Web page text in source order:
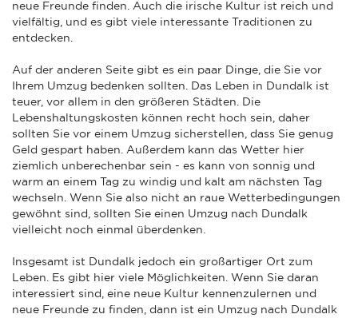
neue Freunde finden. Auch die irische Kultur ist reich und
vielfältig, und es gibt viele interessante Traditionen zu
entdecken.
Auf der anderen Seite gibt es ein paar Dinge, die Sie vor
Ihrem Umzug bedenken sollten. Das Leben in Dundalk ist
teuer, vor allem in den größeren Städten. Die
Lebenshaltungskosten können recht hoch sein, daher
sollten Sie vor einem Umzug sicherstellen, dass Sie genug
Geld gespart haben. Außerdem kann das Wetter hier
ziemlich unberechenbar sein - es kann von sonnig und
warm an einem Tag zu windig und kalt am nächsten Tag
wechseln. Wenn Sie also nicht an raue Wetterbedingungen
gewöhnt sind, sollten Sie einen Umzug nach Dundalk
vielleicht noch einmal überdenken.
Insgesamt ist Dundalk jedoch ein großartiger Ort zum
Leben. Es gibt hier viele Möglichkeiten. Wenn Sie daran
interessiert sind, eine neue Kultur kennenzulernen und
neue Freunde zu finden, dann ist ein Umzug nach Dundalk